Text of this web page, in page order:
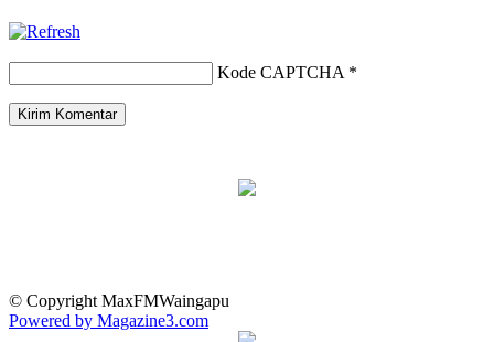
Kode CAPTCHA *
© Copyright MaxFMWaingapu
Powered by Magazine3.com